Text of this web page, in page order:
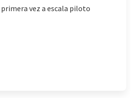
vez a escala piloto